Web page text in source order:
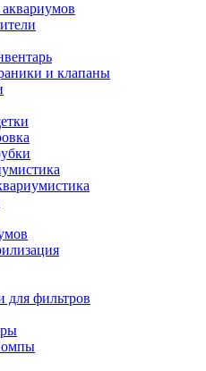
и клапаны
для фильтров